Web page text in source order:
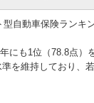
自動車保険ランキ
にも1位（78.8点
を維持しており、